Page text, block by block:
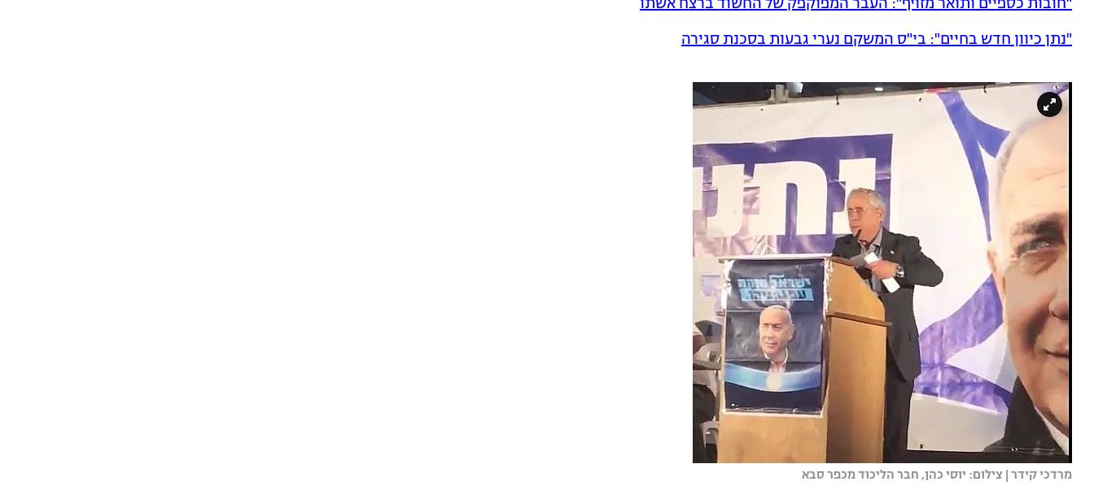
"חובות כספיים ותואר מזויף": העבר המפוקפק של החשוד ברצח אשתו
"נתן כיוון חדש בחיים": בי"ס המשקם נערי גבעות בסכנת סגירה
מרדכי קידר | צילום: יוסי כהן, חבר הליכוד מכפר סבא